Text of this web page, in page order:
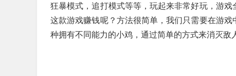
狂暴模式，追打模式等等，玩起来非常好玩，游
这款游戏赚钱呢？方法很简单，我们只需要在游
种拥有不同能力的小鸡，通过简单的方式来消灭敌